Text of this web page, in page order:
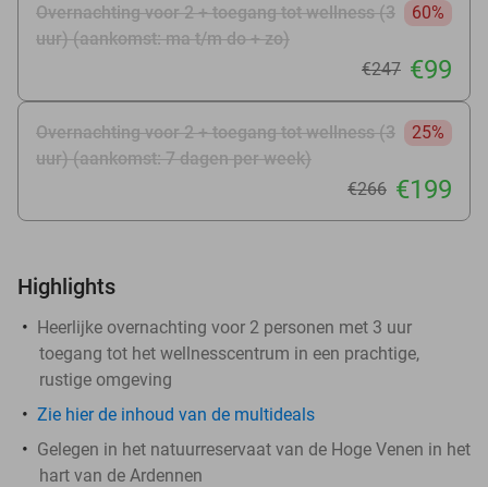
Overnachting voor 2 + toegang tot wellness (3
uur) (aankomst: ma t/m do + zo)
60%
€247 €99
Overnachting voor 2 + toegang tot wellness (3
uur) (aankomst: 7 dagen per week)
25%
€266 €199
Highlights
Heerlijke overnachting voor 2 personen met 3 uur
toegang tot het wellnesscentrum in een prachtige,
rustige omgeving
Zie hier de inhoud van de multideals
Gelegen in het natuurreservaat van de Hoge Venen in het
hart van de Ardennen